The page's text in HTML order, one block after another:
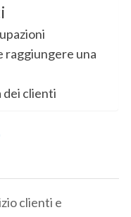
raggiungere una
dei clienti
clienti e